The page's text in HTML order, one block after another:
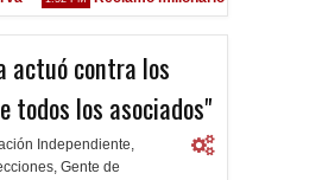
actuó contra los
todos los asociados"
Independiente,
, Gente de